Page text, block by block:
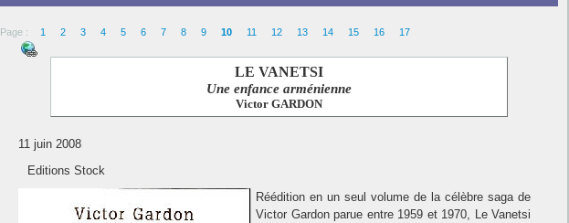
Page : 1 2 3 4 5 6 7 8 9 10 11 12 13 14 15 16 17
LE VANETSI
Une enfance arménienne
Victor GARDON
11 juin 2008
Editions Stock
Réédition en un seul volume de la célèbre saga de
Victor Gardon parue entre 1959 et 1970, Le Vanetsi